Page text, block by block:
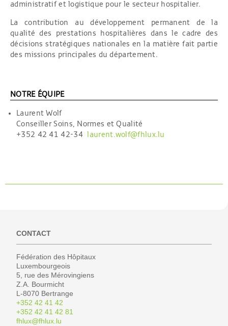
administratif et logistique pour le secteur hospitalier.
La contribution au développement permanent de la
qualité des prestations hospitalières dans le cadre des
décisions stratégiques nationales en la matière fait partie
des missions principales du département.
NOTRE ÉQUIPE
Laurent Wolf
Conseiller Soins, Normes et Qualité
+352 42 41 42-34
laurent.wolf@fhlux.lu
CONTACT
Fédération des Hôpitaux
Luxembourgeois
5, rue des Mérovingiens
Z.A. Bourmicht
L-8070 Bertrange
+352 42 41 42
+352 42 41 42 81
fhlux@fhlux.lu